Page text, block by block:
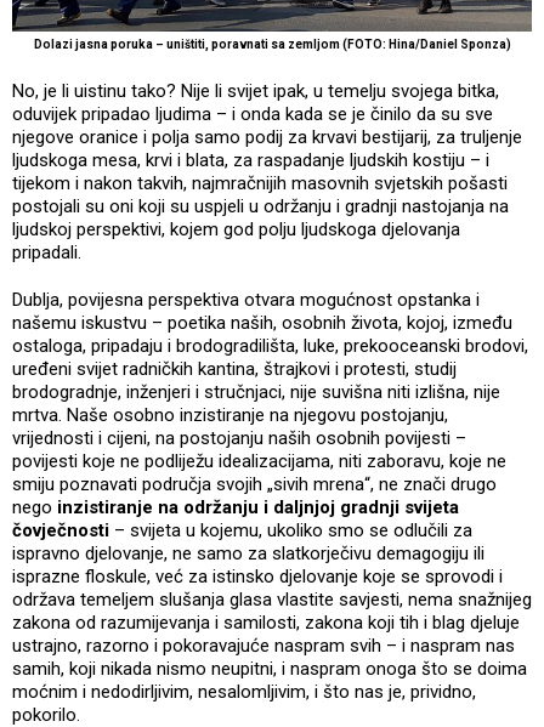
Dolazi jasna poruka – uništiti, poravnati sa zemljom (FOTO: Hina/Daniel Sponza)
No, je li uistinu tako? Nije li svijet ipak, u temelju svojega bitka,
oduvijek pripadao ljudima – i onda kada se je činilo da su sve
njegove oranice i polja samo podij za krvavi bestijarij, za truljenje
ljudskoga mesa, krvi i blata, za raspadanje ljudskih kostiju – i
tijekom i nakon takvih, najmračnijih masovnih svjetskih pošasti
postojali su oni koji su uspjeli u održanju i gradnji nastojanja na
ljudskoj perspektivi, kojem god polju ljudskoga djelovanja
pripadali.
Dublja, povijesna perspektiva otvara mogućnost opstanka i
našemu iskustvu – poetika naših, osobnih života, kojoj, između
ostaloga, pripadaju i brodogradilišta, luke, prekooceanski brodovi,
uređeni svijet radničkih kantina, štrajkovi i protesti, studij
brodogradnje, inženjeri i stručnjaci, nije suvišna niti izlišna, nije
mrtva. Naše osobno inzistiranje na njegovu postojanju,
vrijednosti i cijeni, na postojanju naših osobnih povijesti –
povijesti koje ne podliježu idealizacijama, niti zaboravu, koje ne
smiju poznavati područja svojih „sivih mrena“, ne znači drugo
nego inzistiranje na održanju i daljnjoj gradnji svijeta
čovječnosti – svijeta u kojemu, ukoliko smo se odlučili za
ispravno djelovanje, ne samo za slatkorječivu demagogiju ili
isprazne floskule, već za istinsko djelovanje koje se sprovodi i
održava temeljem slušanja glasa vlastite savjesti, nema snažnijeg
zakona od razumijevanja i samilosti, zakona koji tih i blag djeluje
ustrajno, razorno i pokoravajuće naspram svih – i naspram nas
samih, koji nikada nismo neupitni, i naspram onoga što se doima
moćnim i nedodirljivim, nesalomljivim, i što nas je, prividno,
pokorilo.